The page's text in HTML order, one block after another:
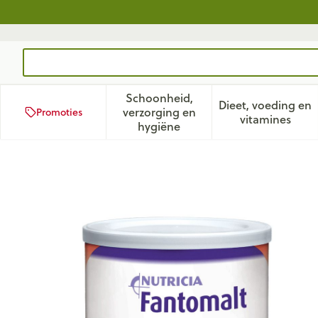
Promoties
Schoonheid,
verzorging en
hygiëneToon submenu voor
Dieet, voeding en
vitamines
Toon